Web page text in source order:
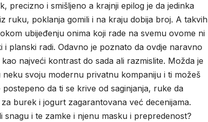
precizno i smišljeno a krajnji epilog je da jedinka
ruku, poklanja gomili i na kraju dobija broj. A takvih
ubijeđenju onima koji rade na svemu ovome ni
planski radi. Odavno je poznato da ovdje naravno
najveći kontrast do sada ali razmislite. Možda je
svoju modernu privatnu kompaniju i ti možeš
da ti se krive od saginjanja, ruke da
burek i jogurt zagarantovana već decenijama.
snagu i te zamke i njenu masku i prepredenost?